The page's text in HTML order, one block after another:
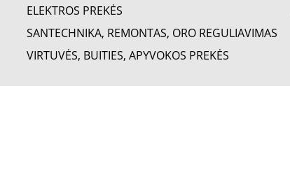
SANTECHNIKA, REMONTAS, ORO REGULIAVIMAS
ELEKTROS PREKĖS
VIRTUVĖS, BUITIES, APYVOKOS PREKĖS